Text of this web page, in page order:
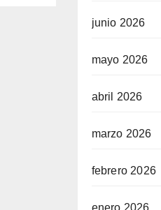
junio 2026
mayo 2026
abril 2026
marzo 2026
febrero 2026
enero 2026